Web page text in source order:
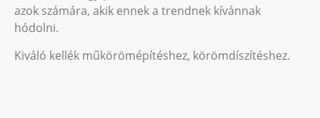
azok számára, akik ennek a trendnek kívánnak
hódolni.
Kiváló kellék műkörömépítéshez, körömdíszítéshez.